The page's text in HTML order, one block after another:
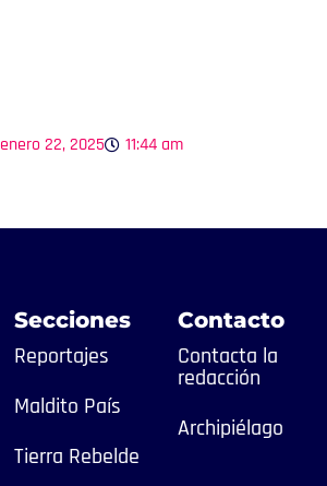
enero 22, 2025 11:44 am
Secciones
Reportajes
Maldito País
Tierra Rebelde
Contacto
Contacta la
redacción
Archipiélago